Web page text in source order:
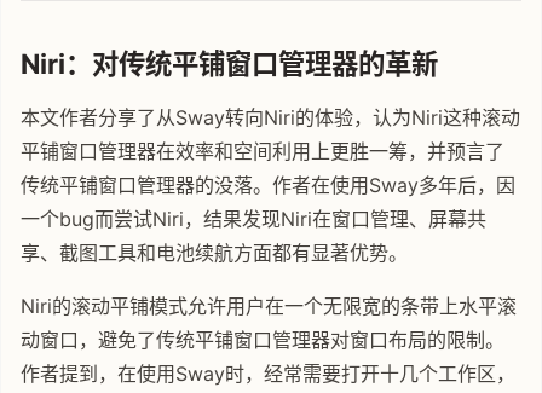
Niri：对传统平铺窗口管理器的革新
本文作者分享了从Sway转向Niri的体验，认为Niri这种滚动
平铺窗口管理器在效率和空间利用上更胜一筹，并预言了
传统平铺窗口管理器的没落。作者在使用Sway多年后，因
一个bug而尝试Niri，结果发现Niri在窗口管理、屏幕共
享、截图工具和电池续航方面都有显著优势。
Niri的滚动平铺模式允许用户在一个无限宽的条带上水平滚
动窗口，避免了传统平铺窗口管理器对窗口布局的限制。
作者提到，在使用Sway时，经常需要打开十几个工作区，